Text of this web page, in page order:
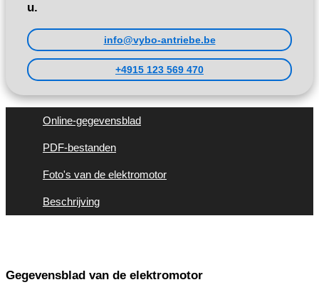
u.
info@vybo-antriebe.be
+4915 123 569 470
Online-gegevensblad
PDF-bestanden
Foto's van de elektromotor
Beschrijving
Gegevensblad van de elektromotor